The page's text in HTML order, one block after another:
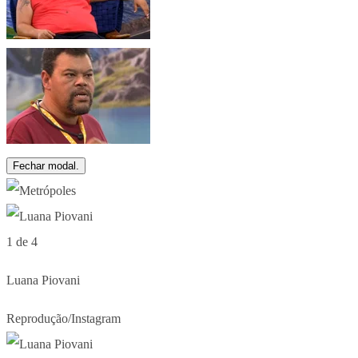
Fechar modal.
1 de 4
Luana Piovani
Reprodução/Instagram